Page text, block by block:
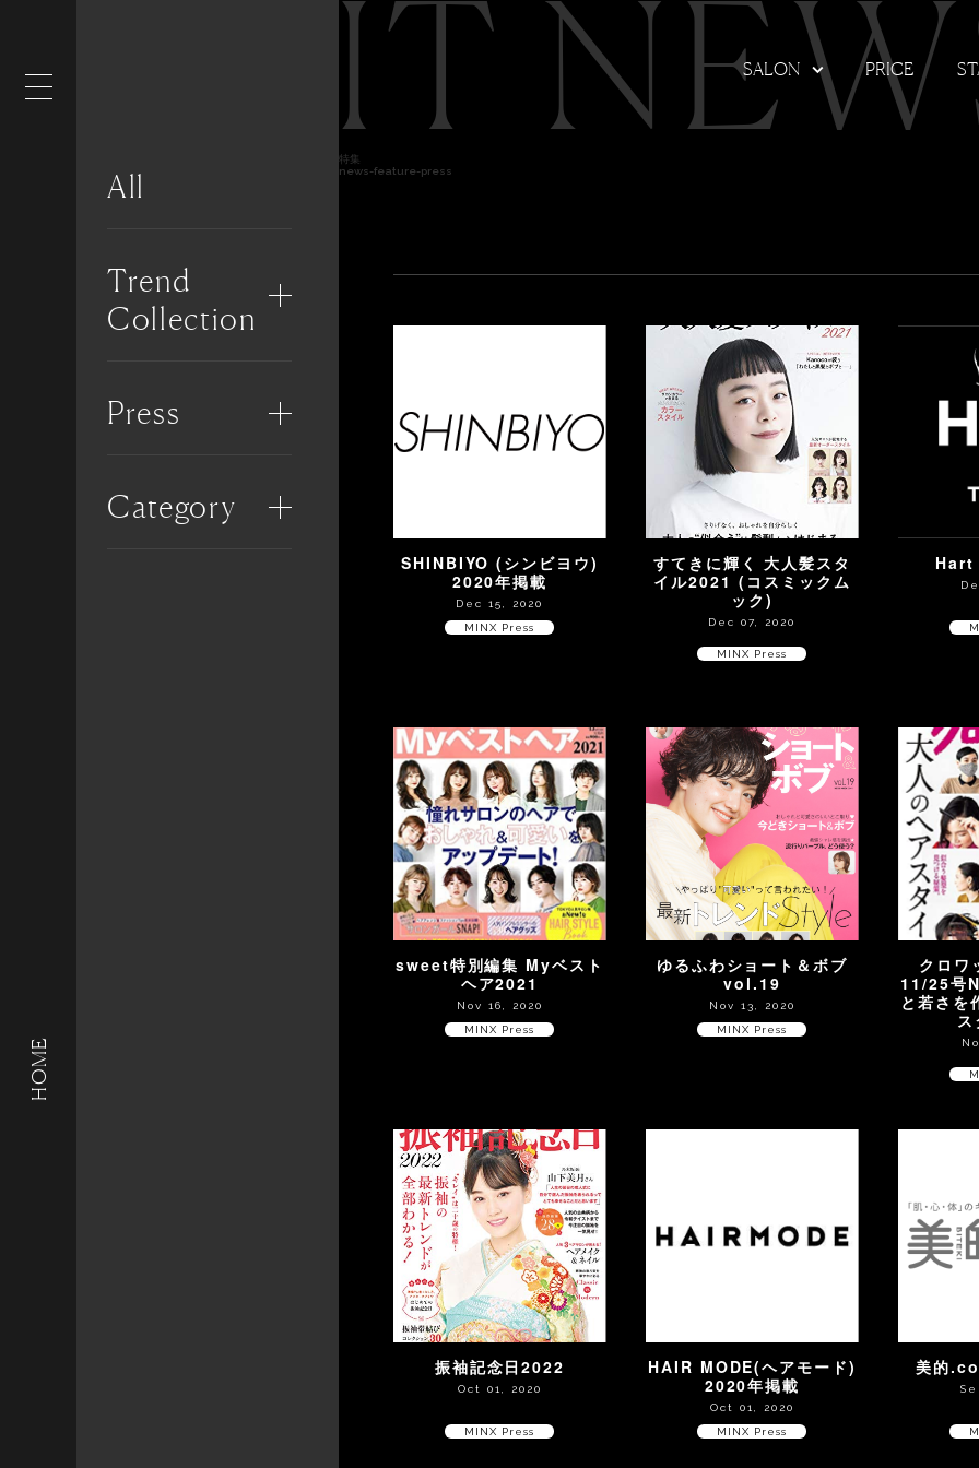
HOME
All
Trend
Collection
Press
Category
SALON PRICE
IT
特集
news-feature-press
SHINBIYO (シンビヨウ)
2020年掲載
Dec 15, 2020
MINX Press
すてきに輝く 大人髪スタ
イル2021 (コスミックム
ック)
Dec 07, 2020
MINX Press
Hart
sweet特別編集 Myベスト
ヘア2021
Nov 16, 2020
MINX Press
ゆるふわショート＆ボブ
vol.19
Nov 13, 2020
MINX Press
クロワ
11/25号
と若さを
振袖記念日2022
Oct 01, 2020
MINX Press
HAIR MODE(ヘアモード)
2020年掲載
Oct 01, 2020
MINX Press
美的